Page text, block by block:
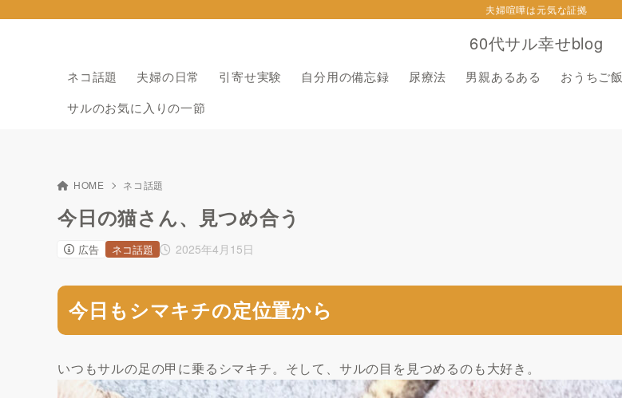
60代サル幸せblog
夫婦喧嘩は元気な証拠
ネコ話題 夫婦の日常 引寄せ実験 自分用の備忘録 尿療法 男親あるある おうちご飯
サルのお気に入りの一節
HOME ネコ話題
今日の猫さん、見つめ合う
広告 2025年4月15日
ネコ話題
今日もシマキチの定位置から
いつもサルの足の甲に乗るシマキチ。そして、サルの目を見つめるのも大好き。